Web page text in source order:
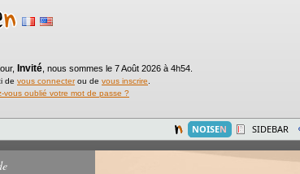
Invité nous sommes le 7 Août 2026 à 4h54.
de vous connecterou de vous inscrire
vous oublié votre mot de passe ?
NOISEN SIDEBAR